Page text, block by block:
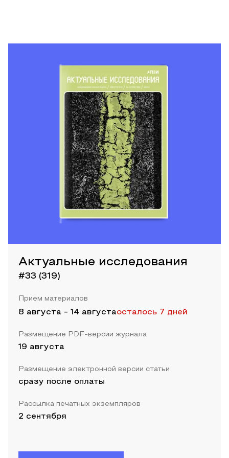
Актуальные исследования
#33 (319)
Прием материалов
8 августа - 14 августаосталось 7 дней
Размещение PDF-версии журнала
19 августа
Размещение электронной версии статьи
сразу после оплаты
Рассылка печатных экземпляров
2 сентября